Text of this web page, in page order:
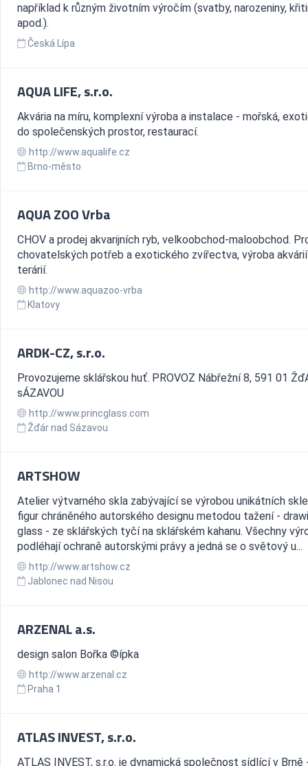
například k různým životním výročím (svatby, narozeniny,
apod.).
Česká Lípa
AQUA LIFE, s.r.o.
Akvária na míru, komplexní výroba a instalace - mořská,
do společenských prostor, restaurací.
http://www.aqualife.cz
Brno-město
AQUA ZOO Vrba
CHOV a prodej akvarijních ryb, velkoobchod-maloobchod.
chovatelských potřeb a exotického zvířectva, výroba
terárií.
http://www.aquazoo-vrba
Klatovy
ARDK-CZ, s.r.o.
Provozujeme sklářskou huť. PROVOZ Nábřežní 8, 591 01
sÁZAVOU
http://www.princglass.com
Žďár nad Sázavou
ARTSHOW
Atelier výtvarného skla zabývající se výrobou unikátních
figur chráněného autorského designu metodou tažení -
glass - ze sklářských tyčí na sklářském kahanu. Všechny
podléhají ochraně autorskými právy a jedná se o světový u...
http://www.artshow.cz
Jablonec nad Nisou
ARZENAL a.s.
design salon Bořka ©ípka
http://www.arzenal.cz
Praha 1
ATLAS INVEST, s.r.o.
ATLAS INVEST, s.r.o. je dynamická společnost sídlící v Brně